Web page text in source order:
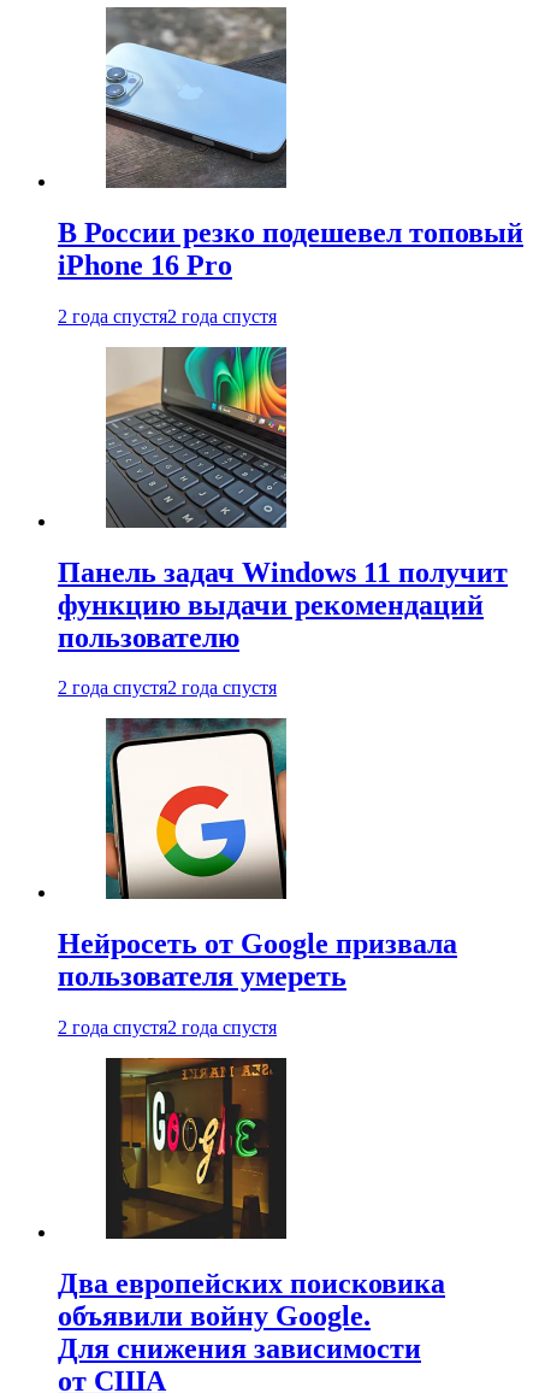
В России резко подешевел топовый
iPhone 16 Pro
2 года спустя2 года спустя
Панель задач Windows 11 получит
функцию выдачи рекомендаций
пользователю
2 года спустя2 года спустя
Нейросеть от Google призвала
пользователя умереть
2 года спустя2 года спустя
Два европейских поисковика
объявили войну Google.
Для снижения зависимости
от США